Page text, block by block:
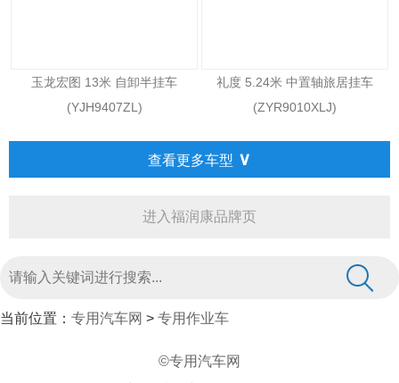
玉龙宏图 13米 自卸半挂车
(YJH9407ZL)
礼度 5.24米 中置轴旅居挂车
(ZYR9010XLJ)
查看更多车型 ∨
进入福润康品牌页
当前位置： 专用汽车网 > 专用作业车
©专用汽车网